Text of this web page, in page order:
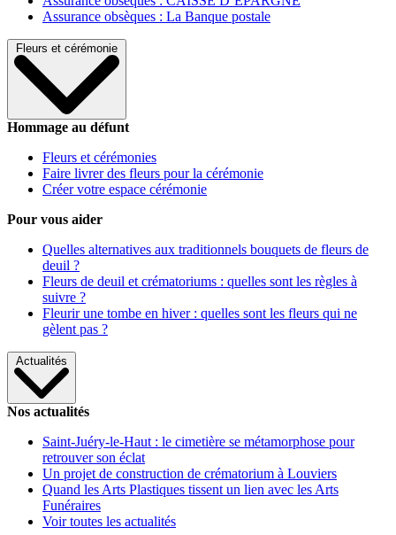
Assurance obsèques : La Banque postale
Fleurs et cérémonie
Hommage au défunt
Fleurs et cérémonies
Faire livrer des fleurs pour la cérémonie
Créer votre espace cérémonie
Pour vous aider
Quelles alternatives aux traditionnels bouquets de fleurs de
deuil ?
Fleurs de deuil et crématoriums : quelles sont les règles à
suivre ?
Fleurir une tombe en hiver : quelles sont les fleurs qui ne
gèlent pas ?
Actualités
Nos actualités
Saint-Juéry-le-Haut : le cimetière se métamorphose pour
retrouver son éclat
Un projet de construction de crématorium à Louviers
Quand les Arts Plastiques tissent un lien avec les Arts
Funéraires
Voir toutes les actualités